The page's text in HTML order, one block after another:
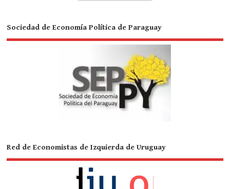
Sociedad de Economía Política de Paraguay
Red de Economistas de Izquierda de Uruguay